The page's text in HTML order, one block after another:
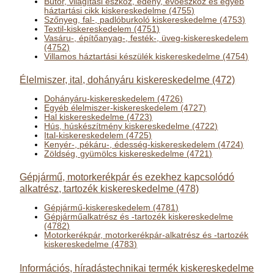
háztartási cikk kiskereskedelme (4755)
Szőnyeg, fal-, padlóburkoló kiskereskedelme (4753)
Textil-kiskereskedelem (4751)
Vasáru-, építőanyag-, festék-, üveg-kiskereskedelem
(4752)
Villamos háztartási készülék kiskereskedelme (4754)
Élelmiszer, ital, dohányáru kiskereskedelme (472)
Dohányáru-kiskereskedelem (4726)
Egyéb élelmiszer-kiskereskedelem (4727)
Hal kiskereskedelme (4723)
Hús, húskészítmény kiskereskedelme (4722)
Ital-kiskereskedelem (4725)
Kenyér-, pékáru-, édesség-kiskereskedelem (4724)
Zöldség, gyümölcs kiskereskedelme (4721)
Gépjármű, motorkerékpár és ezekhez kapcsolódó
alkatrész, tartozék kiskereskedelme (478)
Gépjármű-kiskereskedelem (4781)
Gépjárműalkatrész és -tartozék kiskereskedelme
(4782)
Motorkerékpár, motorkerékpár-alkatrész és -tartozék
kiskereskedelme (4783)
Információs, híradástechnikai termék kiskereskedelme